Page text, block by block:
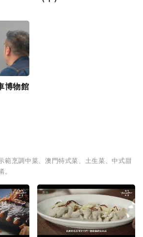
博物館
範烹調中菜、澳門特式菜、土生菜、中式甜